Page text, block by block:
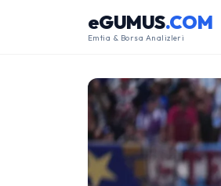
eGUMUS.COM
Emtia & Borsa Analizleri